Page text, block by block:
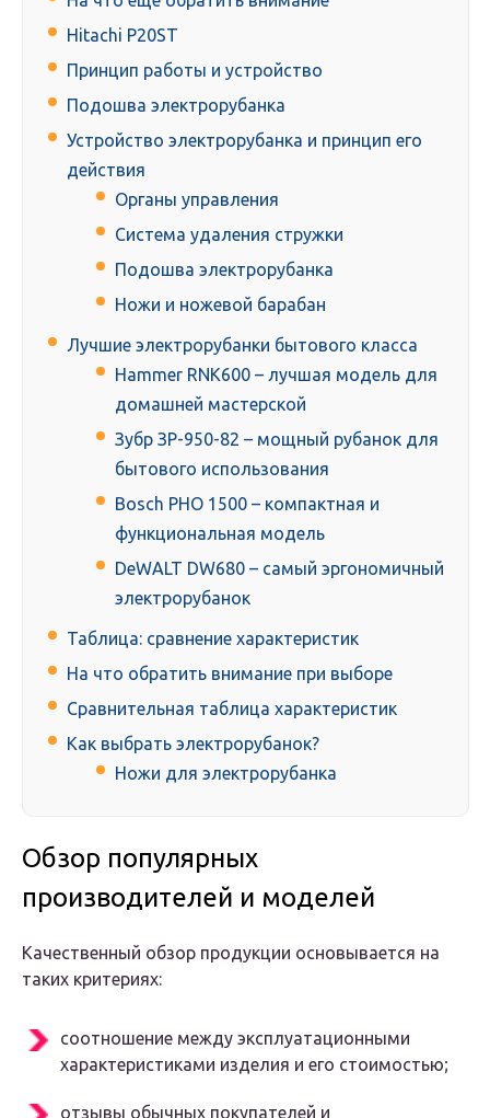
Hitachi P20ST
Принцип работы и устройство
Подошва электрорубанка
Устройство электрорубанка и принцип его
действия
Органы управления
Система удаления стружки
Подошва электрорубанка
Ножи и ножевой барабан
Лучшие электрорубанки бытового класса
Hammer RNK600 – лучшая модель для
домашней мастерской
Зубр ЗР-950-82 – мощный рубанок для
бытового использования
Bosch PHO 1500 – компактная и
функциональная модель
DeWALT DW680 – самый эргономичный
электрорубанок
Таблица: сравнение характеристик
На что обратить внимание при выборе
Сравнительная таблица характеристик
Как выбрать электрорубанок?
Ножи для электрорубанка
Обзор популярных
производителей и моделей
Качественный обзор продукции основывается на
таких критериях:
соотношение между эксплуатационными
характеристиками изделия и его стоимостью;
отзывы обычных покупателей и